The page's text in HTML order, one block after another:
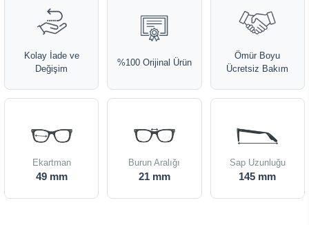
Kolay İade ve
Değişim
%100 Orijinal Ürün
Ömür Boyu
Ücretsiz Bakım
Ekartman
49 mm
Burun Aralığı
21 mm
Sap Uzunluğu
145 mm